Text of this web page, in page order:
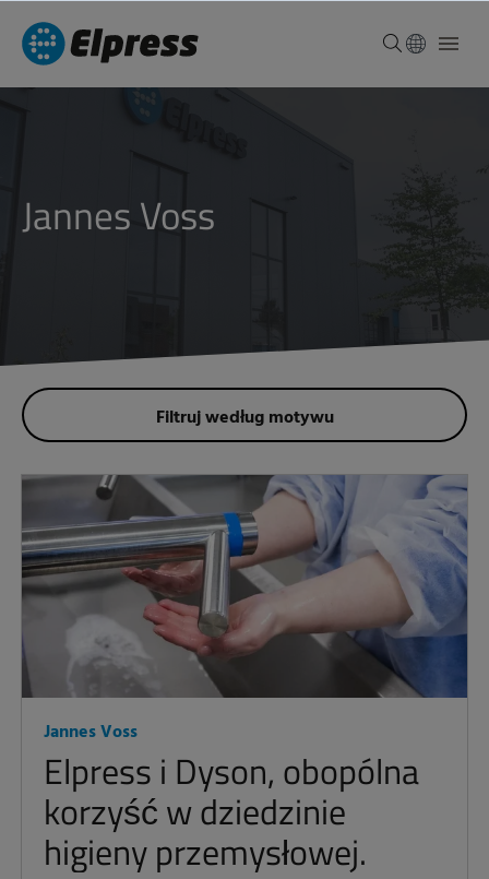
Jannes Voss
Filtruj według motywu
Jannes Voss
Elpress i Dyson, obopólna
korzyść w dziedzinie
higieny przemysłowej.